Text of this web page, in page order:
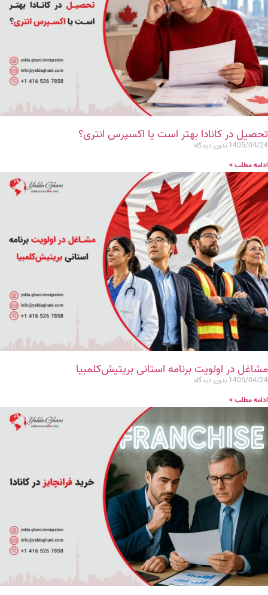
تحصیل در کانادا بهتر است یا اکسپرس انتری؟
1405/04/24 بدون دیدگاه
ادامه مطلب >
مشاغل در اولویت برنامه استانی بریتیش‌کلمبیا
1405/04/24 بدون دیدگاه
ادامه مطلب >